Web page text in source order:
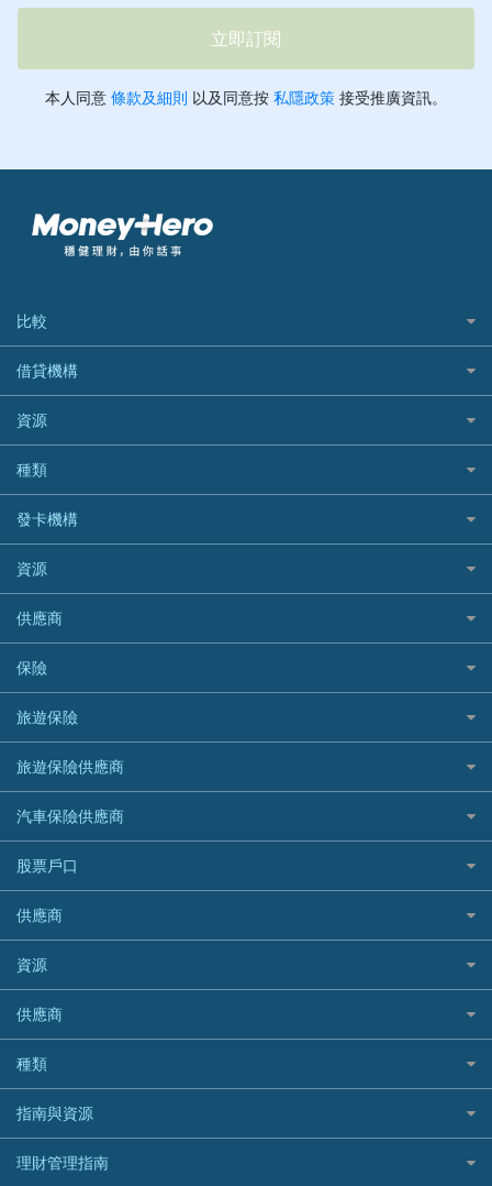
比較
私人貸款比較
稅季/稅務貸款
網上貸款
結餘轉戶(清卡數貸款)
銀行貸款
財務公司貸款
免入息貸款
免TU貸款
急借錢
緊急貸款比較
最佳小額貸款比較
易批必批貸款
24小時貸款
最佳循環貸款
借貸機構
BEA 東亞銀行
BOC 中國銀行
Cashing Pro 優尚信貸
CCB(Asia) 中國建設銀行 (亞洲)
Citibank 花旗銀行
CNCBI 信銀國際
CreFIT 維信
DBS 星展銀行
DSB 大新銀行
HSBC 滙豐銀行貸款
K Cash 貸款
Mox 銀行
National Resources 中潤物業按揭
OCBC 華僑銀行
PrimeCredit 安信信貸
Promise 邦民日本財務
Rabbit Credit月兔信貸
Standard Chartered 渣打銀行
UA 亞洲聯合財務
WeLab Bank
WeLend 貸款
資源
如何申請個人貸款
如何管理個人貸款
個人貸款有用資訊
清卡數貸款教學
循環貸款教學
個人化貸款產品推介 🔥全新
債務重組一覽
供樓利息扣稅
最佳貸款app
種類
網購優惠
精選外幣網購信用卡
尊尚信用卡
公司信用卡
電子錢包信用卡
日本遊信用卡攻略
韓國遊信用卡攻略
台灣遊信用卡攻略
機場貴賓室信用卡
銀聯信用卡
高獎賞信用卡推薦
酒店信用卡
發卡機構
Citibank花旗銀行
AE美國運通
DBS星展銀行
HSBC滙豐銀行
Mox
信銀國際
大新銀行
恒生銀行
Standard Chartered渣打銀行
東亞銀行
SIM
Airwallex信用卡
資源
Black Friday優惠
淘寶付款方式
一田購物優惠日
SOGO感謝祭
HKTVmall優惠碼
交稅優惠
酒店優惠碼
機票優惠碼
供應商
八達通自動增值信用卡
保險
旅遊保險
汽車保險
家居保險
家傭保險
寵物保險
定期人壽保險
危疾保險
年金資訊
樓宇火險
旅遊保險
日本旅遊保險及資訊
泰國旅遊保險及資訊
台灣旅遊保險及資訊
韓國旅遊保險及資訊
歐洲旅遊保險及資訊
越南旅遊保險及資訊
澳洲旅遊保險及資訊
長者嘆世界
家庭親子遊
自駕遊比較
相機有得保
專為孕婦設計的最佳旅遊保險
旅遊保險供應商
AXA 安盛
AIG 美亞
Allianz 安聯
Allied World 世聯
Avo
中國銀行
Bolttech 保特
Blue Cross 藍十字
中國平安
HSBC滙豐銀行
汽車保險供應商
大新汽車保險
中銀汽車保險
Allianz安聯汽車保險
bolttech保障汽車保險
Zurich蘇黎世汽車保險
QBE昆士蘭汽車保險
平安汽車保險
股票戶口
富途證券
IB盈透證券
老虎證券
uSMART 盈立證券
華盛証券
長橋證券
WeBull微牛證券
漲樂全球通｜華泰國際
OSL
供應商
富途牛牛好唔好？
Webull微牛證券好唔好？
Longbridge長橋證券好唔好？
老虎證券好唔好？
華盛証券好唔好？
漲樂全球通好唔好？
IB盈透證券好唔好？
資源
股票戶口開戶
證券行邊間好？
港股5隻高息ETF精選
什麼是ETF？
香港30大高息股排行
黃金ETF懶人包
供應商
銀行戶口比較
尊尚銀行戶口
Citi Plus
中信銀行inMotion
種類
定期存款
港元定存
人民幣定存
指南與資源
理財資訊
理財管理指南